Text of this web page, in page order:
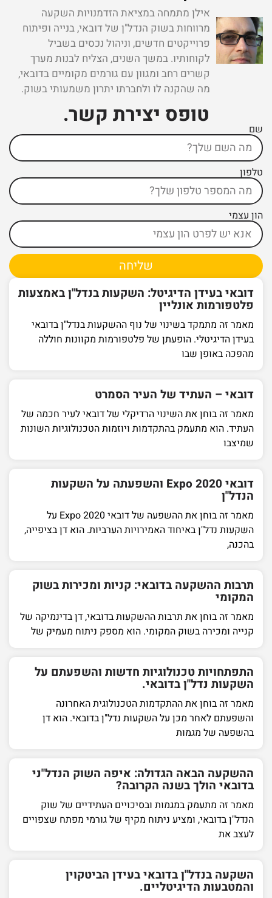
אילן מתמחה במציאת הזדמנויות השקעה
מרווחות בשוק הנדל"ן של דובאי, בנייה ופיתוח
פרוייקטים חדשים, וניהול נכסים בשביל
לקוחותיו. במשך השנים, הצליח לבנות מערך
קשרים רחב ומגוון עם גורמים מקומיים בדובאי,
מה שהקנה לו ולחברתו יתרון משמעותי בשוק.
טופס יצירת קשר ​.
שם
טלפון
הון עצמי
שליחה
דובאי בעידן הדיגיטל: השקעות בנדל"ן באמצעות
פלטפורמות אונליין
מאמר זה מתמקד בשינוי של נוף ההשקעות בנדל"ן בדובאי
בעידן הדיגיטלי. הופעתן של פלטפורמות מקוונות חוללה
מהפכה באופן שבו
דובאי – העתיד של העיר הסמרט
מאמר זה בוחן את השינוי הרדיקלי של דובאי לעיר חכמה של
העתיד. הוא מתעמק בהתקדמות ויוזמות הטכנולוגיות השונות
שמיצבו
דובאי Expo 2020 והשפעתה על השקעות
הנדל"ן
מאמר זה בוחן את ההשפעה של דובאי Expo 2020 על
השקעות נדל"ן באיחוד האמירויות הערביות. הוא דן בציפייה,
בהכנה,
תרבות ההשקעה בדובאי: קניות ומכירות בשוק
המקומי
מאמר זה בוחן את תרבות ההשקעות בדובאי, דן בדינמיקה של
קנייה ומכירה בשוק המקומי. הוא מספק ניתוח מעמיק של
התפתחויות טכנולוגיות חדשות והשפעתם על
השקעות נדל"ן בדובאי.
מאמר זה בוחן את ההתקדמות הטכנולוגית האחרונה
והשפעתם לאחר מכן על השקעות נדל"ן בדובאי. הוא דן
בהשפעה של מגמות
ההשקעה הבאה הגדולה: איפה השוק הנדל"ני
בדובאי הולך בשנה הקרובה?
מאמר זה מתעמק במגמות ובסיכויים העתידיים של שוק
הנדל"ן בדובאי, ומציע ניתוח מקיף של גורמי מפתח שצפויים
לעצב את
השקעה בנדל"ן בדובאי בעידן הביטקוין
והמטבעות הדיגיטליים.